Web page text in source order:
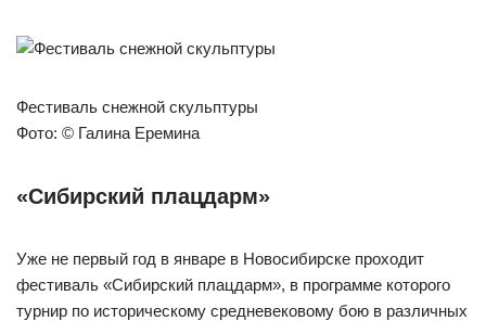
Фестиваль снежной скульптуры
Фото: © Галина Еремина
«Сибирский плацдарм»
Уже не первый год в январе в Новосибирске проходит
фестиваль «Сибирский плацдарм», в программе которого
турнир по историческому средневековому бою в различных